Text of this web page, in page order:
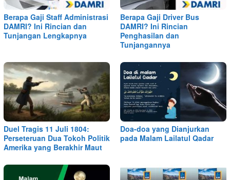
Berapa Gaji Staff Administrasi
DAMRI? Ini Rincian dan
Tunjangan Lengkapnya
Berapa Gaji Driver Bus
DAMRI? Ini Rincian
Penghasilan dan
Tunjangannya
Duel Tragis 11 Juli 1804:
Perseteruan Dua Tokoh Politik
Amerika yang Berakhir Maut
Doa-doa yang Dianjurkan
pada Malam Lailatul Qadar